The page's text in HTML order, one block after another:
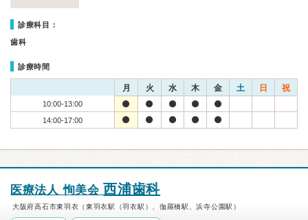
診療科目：
歯科
診療時間
月 火 水 木 金 土 日 祝
10:00-13:00
14:00-17:00
医療法人 恂美会 西浦歯科
大阪府高石市東羽衣（東羽衣駅（羽衣駅）、伽羅橋駅、浜寺公園駅）